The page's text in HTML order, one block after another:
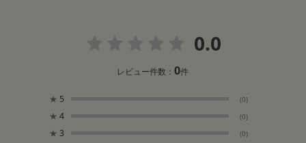
0.0
レビュー件数：0件
★ 5 (0)
★ 4 (0)
★ 3 (0)